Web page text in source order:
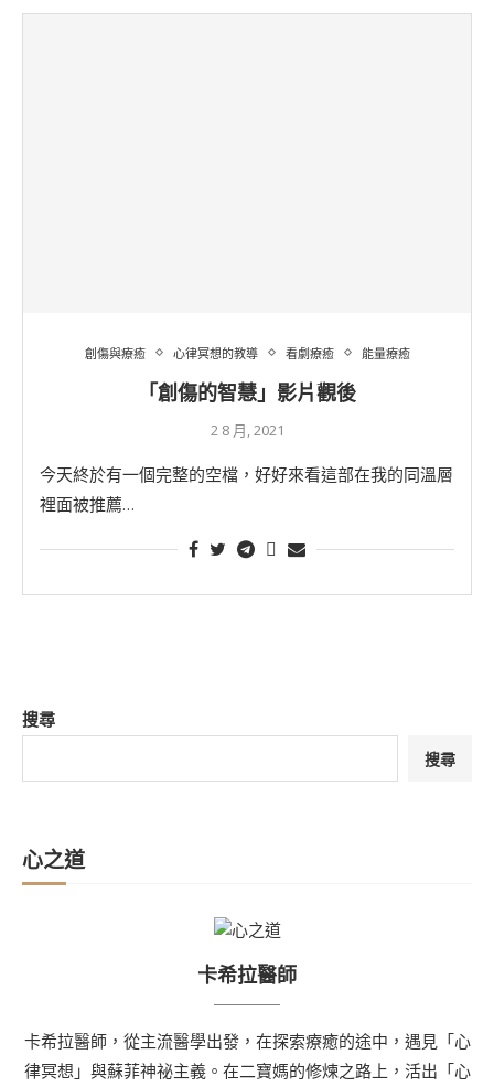
創傷與療癒 心律冥想的教導 看劇療癒 能量療癒
「創傷的智慧」影片觀後
2 8 月, 2021
今天終於有一個完整的空檔，好好來看這部在我的同溫層
裡面被推薦…
搜尋
搜尋
心之道
卡希拉醫師
卡希拉醫師，從主流醫學出發，在探索療癒的途中，遇見「心
律冥想」與蘇菲神祕主義。在二寶媽的修煉之路上，活出「心